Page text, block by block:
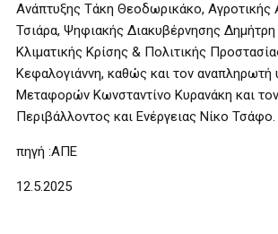
Ανάπτυξης Τάκη Θεοδωρικάκο, Αγροτικής
Τσιάρα, Ψηφιακής Διακυβέρνησης
Κλιματικής Κρίσης & Πολιτικής
Κεφαλογιάννη, καθώς και τον αναπληρωτή
Μεταφορών Κωνσταντίνο Κυρανάκη και
Περιβάλλοντος και Ενέργειας Νίκο Τσάφο.
πηγή :ΑΠΕ
12.5.2025